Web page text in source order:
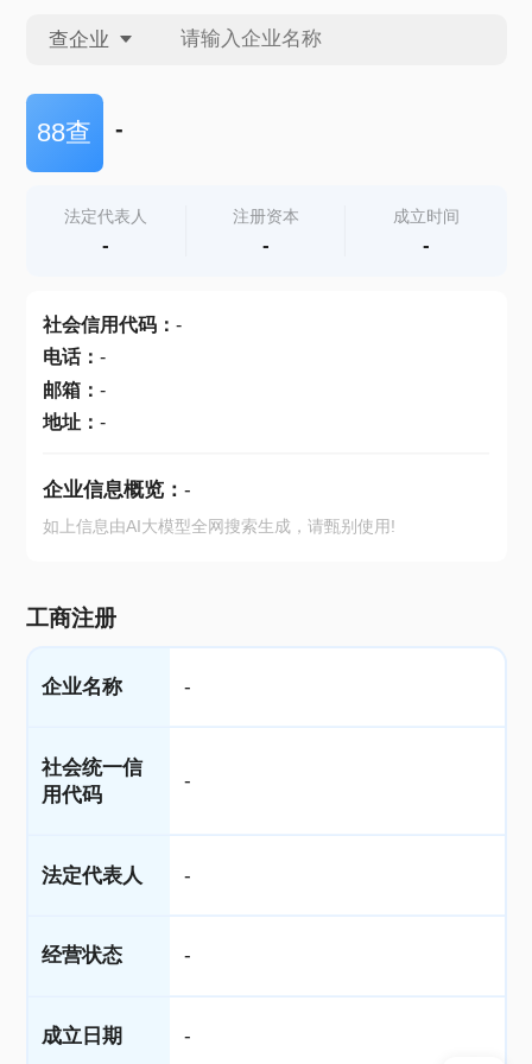
查企业
查企业
查产地
88查 -
法定代表人
-
注册资本
-
成立时间
-
社会信用代码： -
电话： -
邮箱： -
地址： -
企业信息概览： -
如上信息由AI大模型全网搜索生成，请甄别使用!
工商注册
企业名称 -
社会统一信
用代码
-
法定代表人 -
经营状态 -
成立日期 -